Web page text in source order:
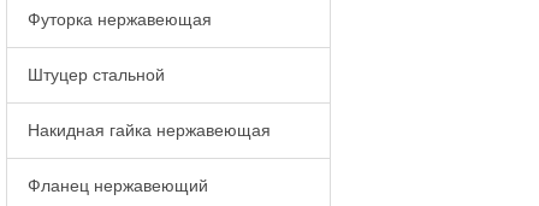
Футорка нержавеющая
Штуцер стальной
Накидная гайка нержавеющая
Фланец нержавеющий